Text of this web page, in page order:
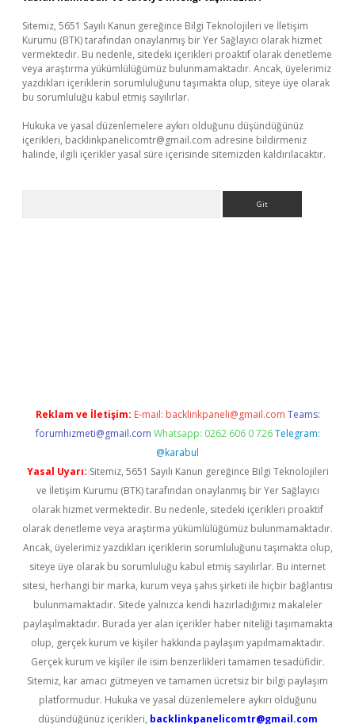
Sitemiz, 5651 Sayılı Kanun gereğince Bilgi Teknolojileri ve İletişim
Kurumu (BTK) tarafından onaylanmış bir Yer Sağlayıcı olarak hizmet
vermektedir. Bu nedenle, sitedeki içerikleri proaktif olarak denetleme
veya araştırma yükümlülüğümüz bulunmamaktadır. Ancak, üyelerimiz
yazdıkları içeriklerin sorumluluğunu taşımakta olup, siteye üye olarak
bu sorumluluğu kabul etmiş sayılırlar.
Hukuka ve yasal düzenlemelere aykırı olduğunu düşündüğünüz
içerikleri, backlinkpanelicomtr@gmail.com adresine bildirmeniz
halinde, ilgili içerikler yasal süre içerisinde sitemizden kaldırılacaktır.
Reklam ve İletişim: E-mail: backlinkpaneli@gmail.com Teams:
forumhizmeti@gmail.com Whatsapp: 0262 606 0 726 Telegram:
@karabul
Yasal Uyarı: Sitemiz, 5651 Sayılı Kanun gereğince Bilgi Teknolojileri
ve İletişim Kurumu (BTK) tarafından onaylanmış bir Yer Sağlayıcı
olarak hizmet vermektedir. Bu nedenle, sitedeki içerikleri proaktif
olarak denetleme veya araştırma yükümlülüğümüz bulunmamaktadır.
Ancak, üyelerimiz yazdıkları içeriklerin sorumluluğunu taşımakta olup,
siteye üye olarak bu sorumluluğu kabul etmiş sayılırlar. Bu internet
sitesi, herhangi bir marka, kurum veya şahıs şirketi ile hiçbir bağlantısı
bulunmamaktadır. Sitede yalnızca kendi hazırladığımız makaleler
paylaşılmaktadır. Burada yer alan içerikler haber niteliği taşımamakta
olup, gerçek kurum ve kişiler hakkında paylaşım yapılmamaktadır.
Gerçek kurum ve kişiler ile isim benzerlikleri tamamen tesadüfidir.
Sitemiz, kar amacı gütmeyen ve tamamen ücretsiz bir bilgi paylaşım
platformudur. Hukuka ve yasal düzenlemelere aykırı olduğunu
düşündüğünüz içerikleri, backlinkpanelicomtr@gmail.com